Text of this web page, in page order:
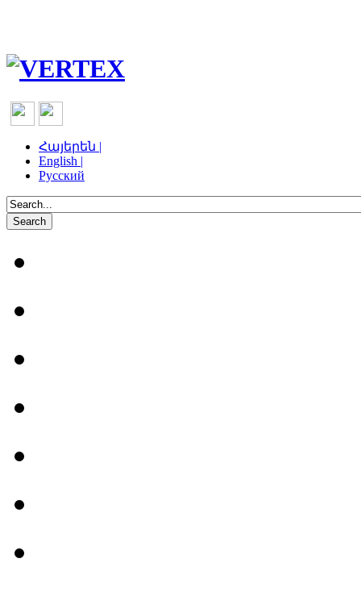
Հայերեն |
English |
Русский